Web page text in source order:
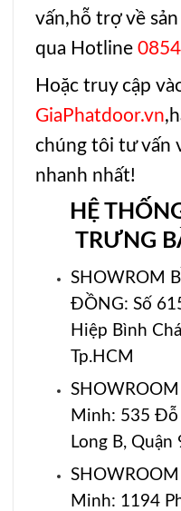
vấn,hỗ trợ về
qua Hotline
Hoặc truy cập
GiaPhatdoor.vn,
chúng tôi tư vấn
nhanh nhất!
HỆ
TRƯNG
SHOWROM
ĐỒNG: Số
Hiệp Bình
Minh: 535 Đỗ
Long B,
Minh: 1194